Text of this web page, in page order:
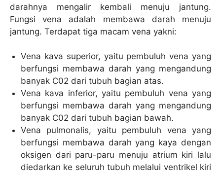
darahnya mengalir kembali menuju jantung.
Fungsi vena adalah membawa darah menuju
jantung. Terdapat tiga macam vena yakni:
Vena kava superior, yaitu pembuluh vena yang
berfungsi membawa darah yang mengandung
banyak C02 dari tubuh bagian atas.
Vena kava inferior, yaitu pembuluh vena yang
berfungsi membawa darah yang mengandung
banyak C02 dari tubuh bagian bawah.
Vena pulmonalis, yaitu pembuluh vena yang
berfungsi membawa darah yang kaya dengan
oksigen dari paru-paru menuju atrium kiri lalu
diedarkan ke seluruh tubuh melalui ventrikel kiri